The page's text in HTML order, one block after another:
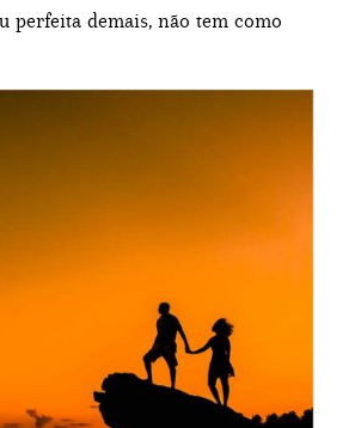
perfeita demais, não tem como